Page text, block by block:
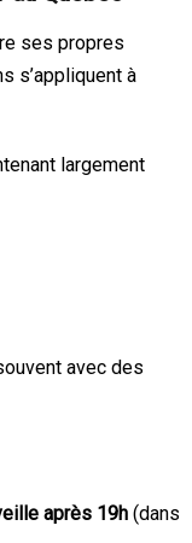
ses propres
s’appliquent à
largement
avec des
après 19h (dans